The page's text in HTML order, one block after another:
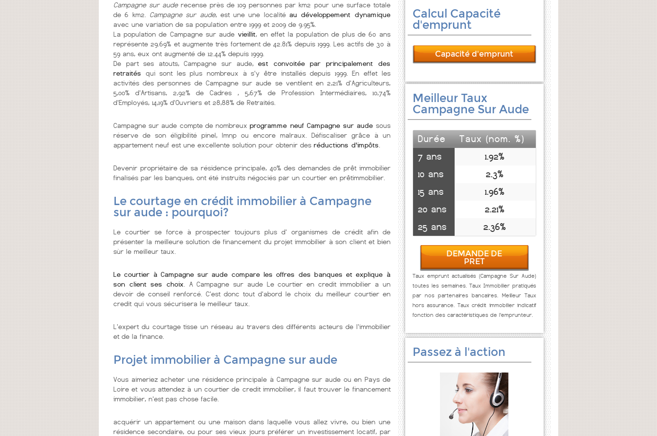
Campagne sur auderecense près de 109 personnes par km2 pour une surface totale
de 6 km2. Campagne sur aude, est une une localitéau développement dynamique
avec une variation de sa population entre 1999 et 2009 de 9.95%.
La population de Campagne sur audevieillit, en effet la population de plus de 60 ans
représente 29.69% et augmente très fortement de 42.81% depuis 1999. Les actifs de 30 à
59 ans, eux ont augmenté de 12.44% depuis 1999.
De part ses atouts, Campagne sur aude,est convoitée par principalement des
retraités qui sont les plus nombreux à s'y être installés depuis 1999. En effet les
activités des personnes de Campagne sur aude se ventilent en 2,21% d'Agriculteurs,
5,00% d'Artisans, 2,92% de Cadres , 5,67% de Profession Intermédiaires, 10,74%
d'Employés, 14,19% d'Ouvriers et 28,88% de Retraités.
Campagne sur aude compte de nombreuxprogramme neuf Campagne sur aude sous
réserve de son éligibilité pinel, lmnp ou encore malraux. Défiscaliser grâce à un
appartement neuf est une excellente solution pour obtenir des réductions d'impôts
Devenir propriétaire de sa résidence principale, 40% des demandes de prêt immobilier
finalisés par les banques, ont été instruits négociés par un courtier en prêtimmobilier.
Le courtage en crédit immobilier à Campagne
sur aude : pourquoi?
Le courtier se force à prospecter toujours plus d' organismes de crédit afin de
présenter la meilleure solution de financement du projet immobilier à son client et bien
sùr le meilleur taux.
Le courtier à Campagne sur aude compare les offres des banques et explique à
son client ses choix . A Campagne sur aude Le courtier en credit immobilier a un
devoir de conseil renforcé. C'est donc tout d'abord le choix du meilleur courtier en
credit qui vous sécurisera le meilleur taux.
L'expert du courtage tisse un réseau au travers des différents acteurs de l'immobilier
et de la finance.
Projet immobilier à Campagne sur aude
Vous aimeriez acheter une résidence principale à Campagne sur aude ou en Pays de
Loire et vous attendez à un courtier de credit immobilier, il faut trouver le financement
immobilier, n'est pas chose facile.
acquérir un appartement ou une maison dans laquelle vous allez vivre, ou bien une
résidence secondaire, ou pour ses vieux jours préférer un investissement locatif, par
Calcul Capacité
d'emprunt
Capacité d'emprunt
Meilleur Taux
Campagne Sur Aude
Durée
Taux (nom. %)
7 ans
1.92%
10 ans
2.3%
15 ans
1.96%
20 ans
2.21%
25 ans
2.36%
DEMANDE DE
PRET
Taux emprunt actualisés (Campagne Sur Aude)
toutes les semaines. Taux Immobilier pratiqués
par nos partenaires bancaires. Meilleur Taux
hors assurance. Taux crédit immobilier indicatif
fonction des caractéristiques de l'emprunteur.
Passez à l'action